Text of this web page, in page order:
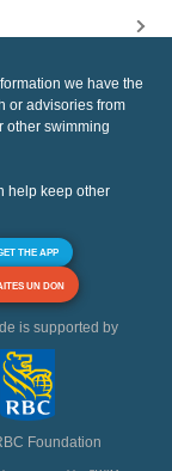
we have the
or advisories from
other swimming
help keep other
THE APP
UN DON
is supported by
Foundation